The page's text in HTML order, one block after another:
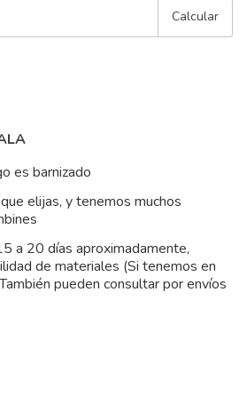
Calcular
es barnizado
elijas, y tenemos muchos
a 20 días aproximadamente,
de materiales (Si tenemos en
pueden consultar por envíos